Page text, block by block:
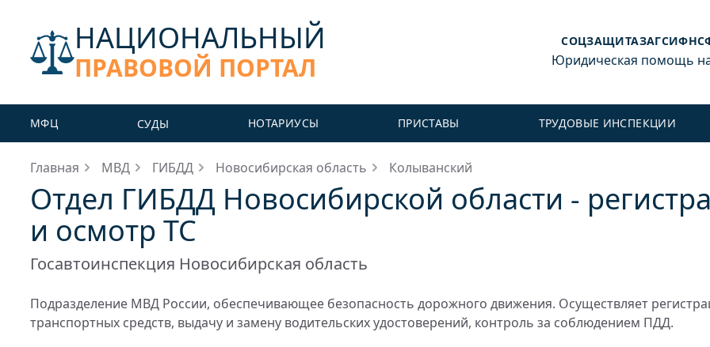
НАЦИОНАЛЬНЫЙ
ПРАВОВОЙ ПОРТАЛ
СОЦЗАЩИТАЗАГСИФНС
Юридическая помощь
МФЦ СУДЫ НОТАРИУСЫ ПРИСТАВЫ ТРУДОВЫЕ ИНСПЕКЦИИ
Главная МВД ГИБДД Новосибирская область Колыванский
Отдел ГИБДД Новосибирской области -
и осмотр ТС
Госавтоинспекция Новосибирская область
Подразделение МВД России, обеспечивающее безопасность дорожного движения. Осуществляет
транспортных средств, выдачу и замену водительских удостоверений, контроль за соблюдением ПДД.